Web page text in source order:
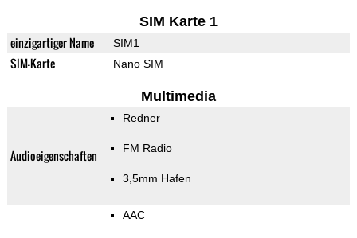
SIM Karte 1
einzigartiger Name SIM1
SIM-Karte Nano SIM
Multimedia
Audioeigenschaften
Redner
FM Radio
3,5mm Hafen
AAC